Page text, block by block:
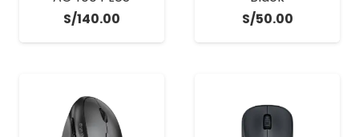
S/140.00
S/50.00